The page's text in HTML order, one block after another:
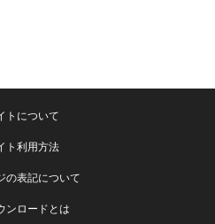
トについて
ト利用方法
の表記について
ンロードとは